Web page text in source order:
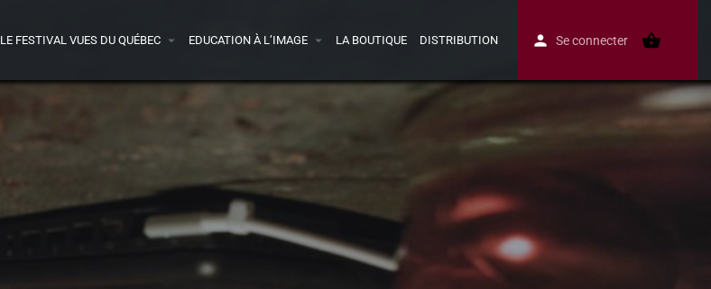
LE FESTIVAL VUES DU QUÉBEC EDUCATION À L’IMAGE LA BOUTIQUE DISTRIBUTION Se connecter